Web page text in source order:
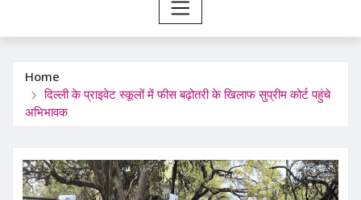
Home
दिल्ली के प्राइवेट स्कूलों में फीस बढ़ोतरी के खिलाफ सुप्रीम कोर्ट पहुंचे
अभिभावक